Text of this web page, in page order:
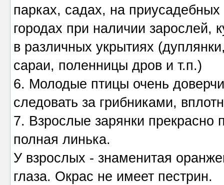
парках, садах, на приусадебных
городах при наличии зарослей,
в различных укрытиях
сараи, поленницы дров и т.п.)
6. Молодые птицы очень
следовать за грибниками,
7. Взрослые зарянки прекрасно
полная линька.
У взрослых - знаменитая
глаза. Окрас не имеет пестрин.